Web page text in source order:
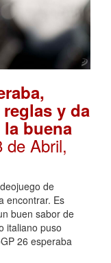
y da
buena
de Abril,
de
encontrar. Es
buen sabor de
italiano puso
26 esperaba